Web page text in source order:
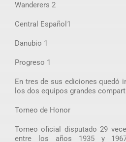
Wanderers 2
Central Español1
Danubio 1
Progreso 1
En tres de sus ediciones quedó
los dos equipos grandes
Torneo de Honor
Torneo oficial disputado 29
entre los años 1935 y